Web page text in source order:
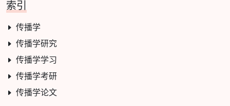
索引
传播学
传播学研究
传播学学习
传播学考研
传播学论文